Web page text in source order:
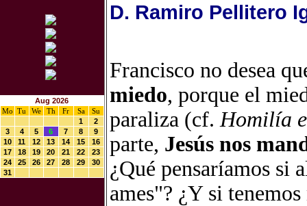
Aug 2026
Mo
Tu We Th Fr Sa
Su
1
2
3
4 5 6 7 8
9
10
11 12 13 14 15
16
17
18 19 20 21 22
23
24
25 26 27 28 29
30
31
D. Ramiro Pellitero
Francisco no desea
miedo, porque el
paraliza (cf.Homilía
parte, Jesús nos
¿Qué pensaríamos si
ames"? ¿Y si